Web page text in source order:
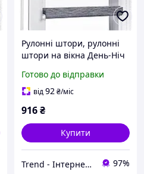
Рулонні штори, рулонні
штори на вікна День-Ніч
тканинні ролети для
дому, кухні, спальні,
Готово до відправки
від92₴/міс
916₴
Купити
Trend - Інтернет-магазин Рулонних Штор 97%